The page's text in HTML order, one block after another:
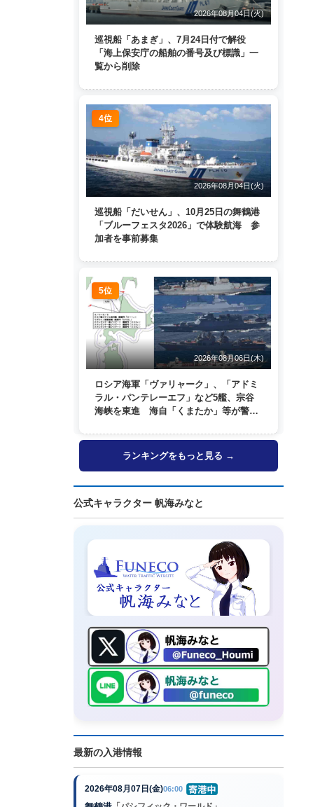
2026年08月04日(火)
巡視船「あまぎ」、7月24日付で解役
「海上保安庁の船舶の番号及び標識」一
覧から削除
4位
2026年08月04日(火)
巡視船「だいせん」、10月25日の舞鶴港
「ブルーフェスタ2026」で体験航海 参
加者を事前募集
5位
2026年08月06日(木)
ロシア海軍「ヴァリャーク」、「アドミ
ラル・パンテレーエフ」など5艦、宗谷
海峡を東進 海自「くまたか」等が警戒
ランキングをもっと見る →
公式キャラクター 帆海みなと
最新の入港情報
2026年08月07日(金)06:00